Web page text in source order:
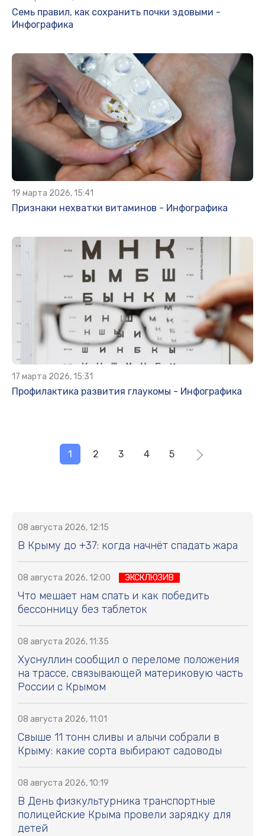
Семь правил, как сохранить почки здовыми -
Инфографика
19 марта 2026, 15:41
Признаки нехватки витаминов - Инфографика
17 марта 2026, 15:31
Профилактика развития глаукомы - Инфографика
1 2 3 4 5
08 августа 2026, 12:15
В Крыму до +37: когда начнёт спадать жара
08 августа 2026, 12:00 ЭКСКЛЮЗИВ
Что мешает нам спать и как победить
бессонницу без таблеток
08 августа 2026, 11:35
Хуснуллин сообщил о переломе положения
на трассе, связывающей материковую часть
России с Крымом
08 августа 2026, 11:01
Свыше 11 тонн сливы и алычи собрали в
Крыму: какие сорта выбирают садоводы
08 августа 2026, 10:19
В День физкультурника транспортные
полицейские Крыма провели зарядку для
детей